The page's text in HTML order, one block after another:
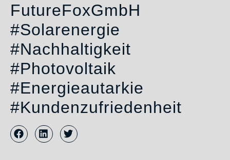
FutureFoxGmbH
#Solarenergie
#Nachhaltigkeit
#Photovoltaik
#Energieautarkie
#Kundenzufriedenheit